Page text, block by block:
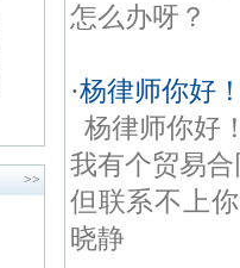
>>
怎么办呀？
·杨律师你好
杨律师你好
我有个贸易
但联系不上
晓静